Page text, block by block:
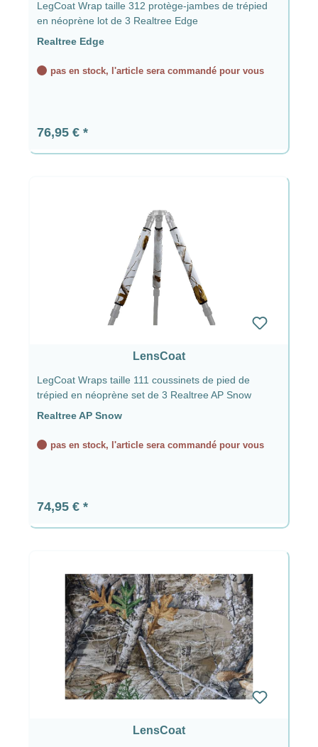
LegCoat Wrap taille 312 protège-jambes de trépied
en néoprène lot de 3 Realtree Edge
Realtree Edge
pas en stock, l'article sera commandé pour vous
Prix régulier :
76,95 €
LensCoat
LegCoat Wraps taille 111 coussinets de pied de
trépied en néoprène set de 3 Realtree AP Snow
Realtree AP Snow
pas en stock, l'article sera commandé pour vous
Prix régulier :
74,95 €
LensCoat